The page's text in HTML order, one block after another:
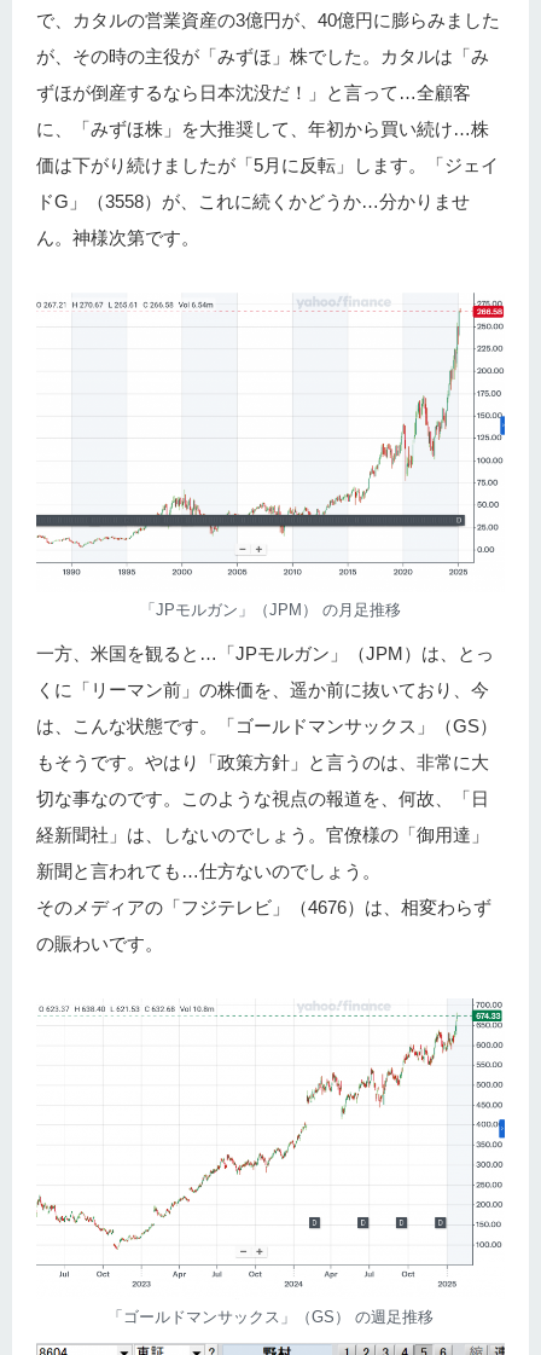
で、カタルの営業資産の3億円が、40億円に膨らみました
が、その時の主役が「みずほ」株でした。カタルは「み
ずほが倒産するなら日本沈没だ！」と言って…全顧客
に、「みずほ株」を大推奨して、年初から買い続け…株
価は下がり続けましたが「5月に反転」します。「ジェイ
ドG」（3558）が、これに続くかどうか…分かりませ
ん。神様次第です。
「JPモルガン」（JPM） の月足推移
一方、米国を観ると…「JPモルガン」（JPM）は、とっ
くに「リーマン前」の株価を、遥か前に抜いており、今
は、こんな状態です。「ゴールドマンサックス」（GS）
もそうです。やはり「政策方針」と言うのは、非常に大
切な事なのです。このような視点の報道を、何故、「日
経新聞社」は、しないのでしょう。官僚様の「御用達」
新聞と言われても…仕方ないのでしょう。
そのメディアの「フジテレビ」（4676）は、相変わらず
の賑わいです。
「ゴールドマンサックス」（GS） の週足推移